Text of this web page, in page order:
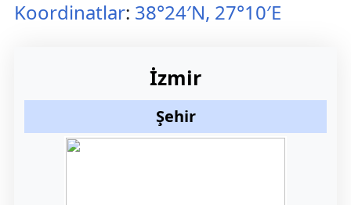
Koordinatlar: 38°24′N, 27°10′E
İzmir
Şehir